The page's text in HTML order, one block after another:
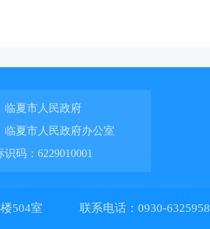
临夏市人民政府
临夏市人民政府办公室
识码：6229010001
504室 联系电话：0930-6325958